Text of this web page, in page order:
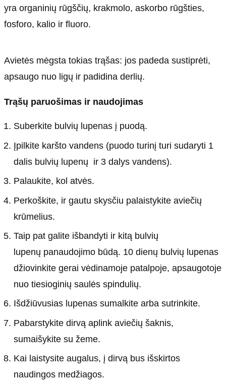
yra organinių rūgščių, krakmolo, askorbo rūgšties,
fosforo, kalio ir fluoro.
Avietės mėgsta tokias trąšas: jos padeda sustiprėti,
apsaugo nuo ligų ir padidina derlių.
Trąšų paruošimas ir naudojimas
Suberkite bulvių lupenas į puodą.
Įpilkite karšto vandens (puodo turinį turi sudaryti 1
dalis bulvių lupenų ir 3 dalys vandens).
Palaukite, kol atvės.
Perkoškite, ir gautu skysčiu palaistykite aviečių
krūmelius.
Taip pat galite išbandyti ir kitą bulvių
lupenų panaudojimo būdą. 10 dienų bulvių lupenas
džiovinkite gerai vėdinamoje patalpoje, apsaugotoje
nuo tiesioginių saulės spindulių.
Išdžiūvusias lupenas sumalkite arba sutrinkite.
Pabarstykite dirvą aplink aviečių šaknis,
sumaišykite su žeme.
Kai laistysite augalus, į dirvą bus išskirtos
naudingos medžiagos.